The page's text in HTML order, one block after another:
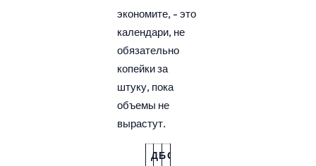
экономите, - это
календари, не
обязательно
копейки за
штуку, пока
объемы не
вырастут.
ДБО